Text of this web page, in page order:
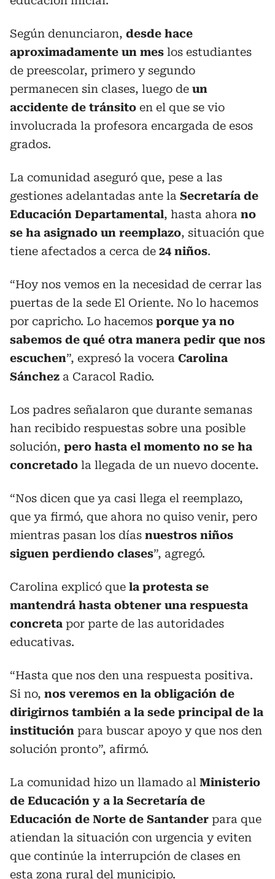
Según denunciaron, desde hace
aproximadamente un mes los estudiantes
de preescolar, primero y segundo
permanecen sin clases, luego de un
accidente de tránsito en el que se vio
involucrada la profesora encargada de esos
grados.
La comunidad aseguró que, pese a las
gestiones adelantadas ante la Secretaría de
Educación Departamental, hasta ahora no
se ha asignado un reemplazo, situación que
tiene afectados a cerca de 24 niños.
“Hoy nos vemos en la necesidad de cerrar las
puertas de la sede El Oriente. No lo hacemos
por capricho. Lo hacemos porque ya no
sabemos de qué otra manera pedir que nos
escuchen”, expresó la vocera Carolina
Sánchez a Caracol Radio.
Los padres señalaron que durante semanas
han recibido respuestas sobre una posible
solución, pero hasta el momento no se ha
concretado la llegada de un nuevo docente.
“Nos dicen que ya casi llega el reemplazo,
que ya firmó, que ahora no quiso venir, pero
mientras pasan los días nuestros niños
siguen perdiendo clases”, agregó.
Carolina explicó que la protesta se
mantendrá hasta obtener una respuesta
concreta por parte de las autoridades
educativas.
“Hasta que nos den una respuesta positiva.
Si no, nos veremos en la obligación de
dirigirnos también a la sede principal de la
institución para buscar apoyo y que nos den
solución pronto”, afirmó.
La comunidad hizo un llamado al Ministerio
de Educación y a la Secretaría de
Educación de Norte de Santander para que
atiendan la situación con urgencia y eviten
que continúe la interrupción de clases en
esta zona rural del municipio.